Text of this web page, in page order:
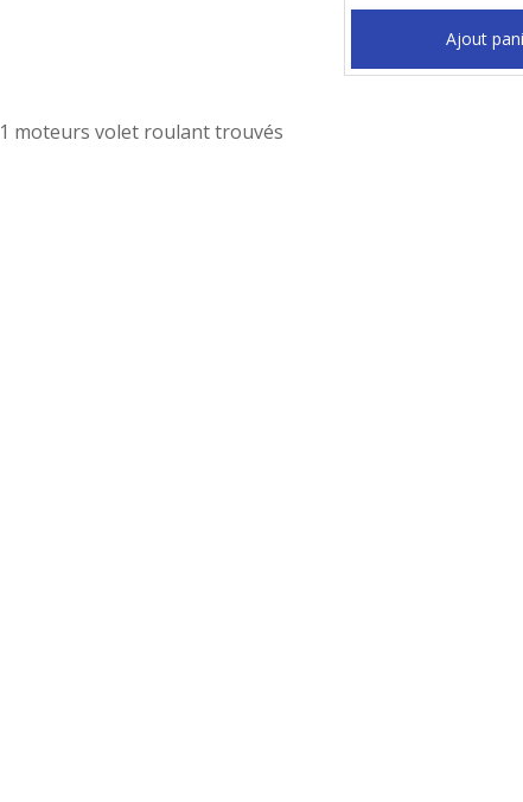
Ajout
1 moteurs volet roulant trouvés